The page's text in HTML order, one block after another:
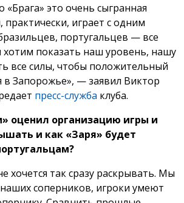
это очень сыгранная
практически, играет с одним
португальцев — все
показать наш уровень, нашу
все силы, чтобы положительный
в Запорожье», — заявил Виктор
пресс-служба клуба.
оценил организацию игры и
и как «Заря» будет
хочется так сразу раскрывать. Мы
наших соперников, игроки умеют